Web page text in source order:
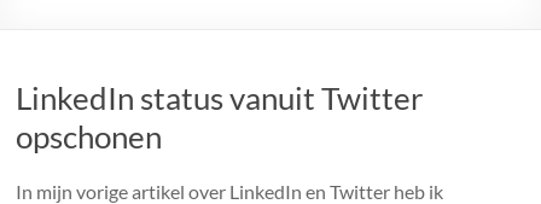
LinkedIn status vanuit Twitter
opschonen
In mijn vorige artikel over LinkedIn en Twitter heb ik